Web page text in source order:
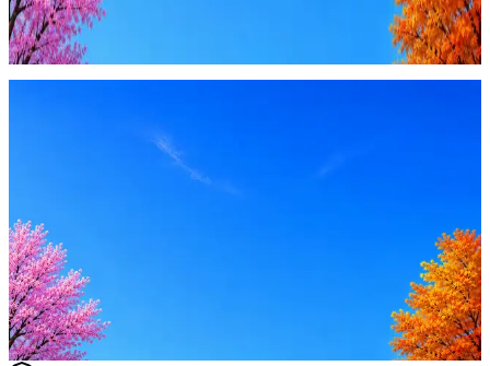
запустить ПО или перевести деньги — это мошенники.
Жмите Пожаловаться
Стратегия поиска с AI: рынки, позиции, вилка, каналы